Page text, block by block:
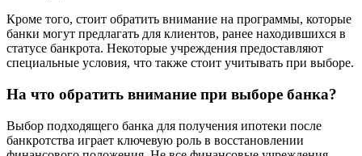
Кроме того, стоит обратить внимание на программы, которые
банки могут предлагать для клиентов, ранее находившихся в
статусе банкрота. Некоторые учреждения предоставляют
специальные условия, что также стоит учитывать при выборе.
На что обратить внимание при выборе банка?
Выбор подходящего банка для получения ипотеки после
банкротства играет ключевую роль в восстановлении